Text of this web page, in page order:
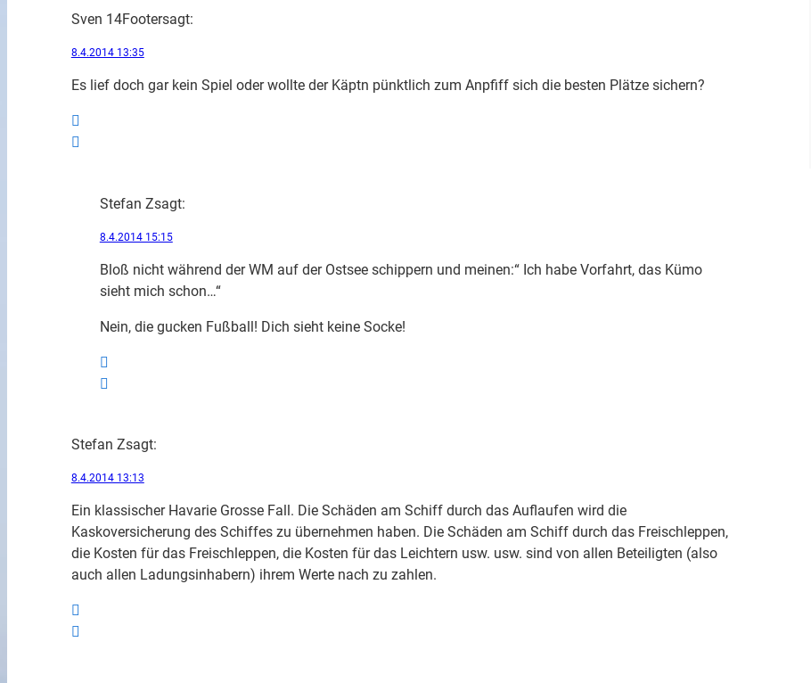
Sven 14Footersagt:
8.4.2014 13:35
Es lief doch gar kein Spiel oder wollte der Käptn pünktlich zum Anpfiff sich die besten Plätze sichern?
Stefan Zsagt:
8.4.2014 15:15
Bloß nicht während der WM auf der Ostsee schippern und meinen:“ Ich habe Vorfahrt, das Kümo
sieht mich schon…“
Nein, die gucken Fußball! Dich sieht keine Socke!
Stefan Zsagt:
8.4.2014 13:13
Ein klassischer Havarie Grosse Fall. Die Schäden am Schiff durch das Auflaufen wird die
Kaskoversicherung des Schiffes zu übernehmen haben. Die Schäden am Schiff durch das Freischleppen,
die Kosten für das Freischleppen, die Kosten für das Leichtern usw. usw. sind von allen Beteiligten (also
auch allen Ladungsinhabern) ihrem Werte nach zu zahlen.